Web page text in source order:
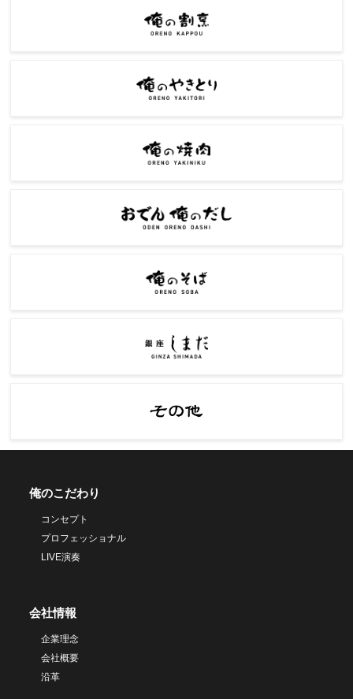
俺のこだわり
コンセプト
プロフェッショナル
LIVE演奏
会社情報
企業理念
会社概要
沿革